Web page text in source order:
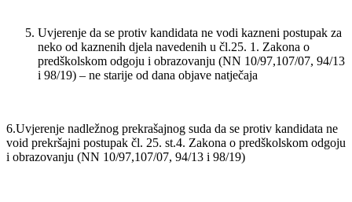
Uvjerenje da se protiv kandidata ne vodi kazneni postupak za
neko od kaznenih djela navedenih u čl.25. 1. Zakona o
predškolskom odgoju i obrazovanju (NN 10/97,107/07, 94/13
i 98/19) – ne starije od dana objave natječaja
6.Uvjerenje nadležnog prekrašajnog suda da se protiv kandidata ne
void prekršajni postupak čl. 25. st.4. Zakona o predškolskom odgoju
i obrazovanju (NN 10/97,107/07, 94/13 i 98/19)